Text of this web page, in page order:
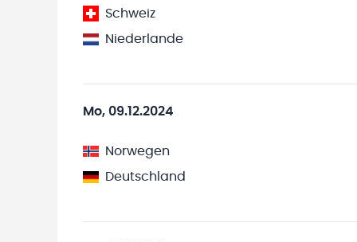
Schweiz
Niederlande
Mo, 09.12.2024
Norwegen
Deutschland